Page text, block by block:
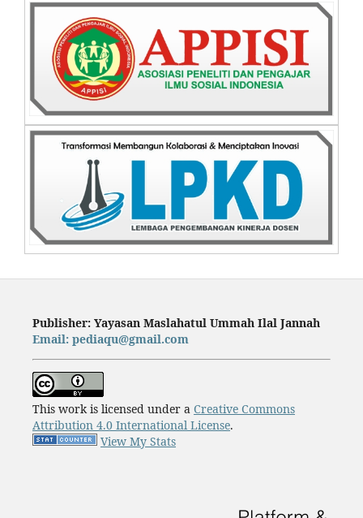
Publisher: Yayasan Maslahatul Ummah Ilal Jannah
Email: pediaqu@gmail.com
This work is licensed under a Creative Commons
Attribution 4.0 International License.
View My Stats